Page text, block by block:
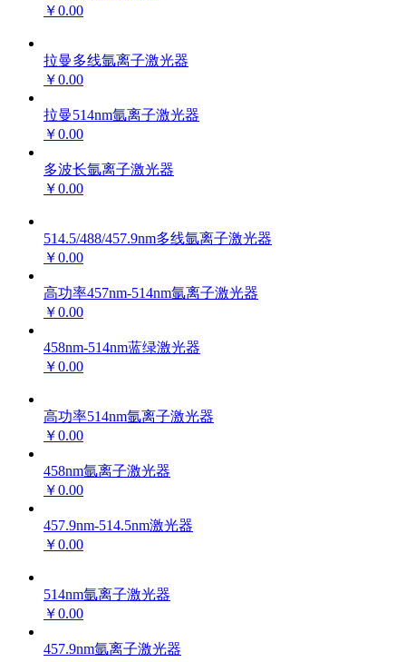
￥0.00
拉曼多线氩离子激光器
￥0.00
拉曼514nm氩离子激光器
￥0.00
多波长氩离子激光器
￥0.00
514.5/488/457.9nm多线氩离子激光器
￥0.00
高功率457nm-514nm氩离子激光器
￥0.00
458nm-514nm蓝绿激光器
￥0.00
高功率514nm氩离子激光器
￥0.00
458nm氩离子激光器
￥0.00
457.9nm-514.5nm激光器
￥0.00
514nm氩离子激光器
￥0.00
457.9nm氩离子激光器